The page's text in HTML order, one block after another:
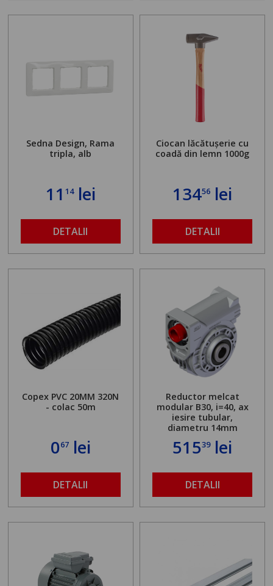
Sedna Design, Rama
tripla, alb
11 14lei
DETALII
Ciocan lăcătușerie cu
coadă din lemn 1000g
13456 lei
DETALII
Copex PVC 20MM 320N
- colac 50m
067lei
DETALII
Reductor melcat
modular B30, i=40, ax
iesire tubular,
diametru 14mm
51539lei
DETALII